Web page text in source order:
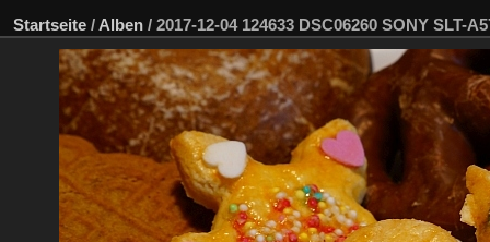
Startseite / Alben / 2017-12-04 124633 DSC06260 SONY SLT-